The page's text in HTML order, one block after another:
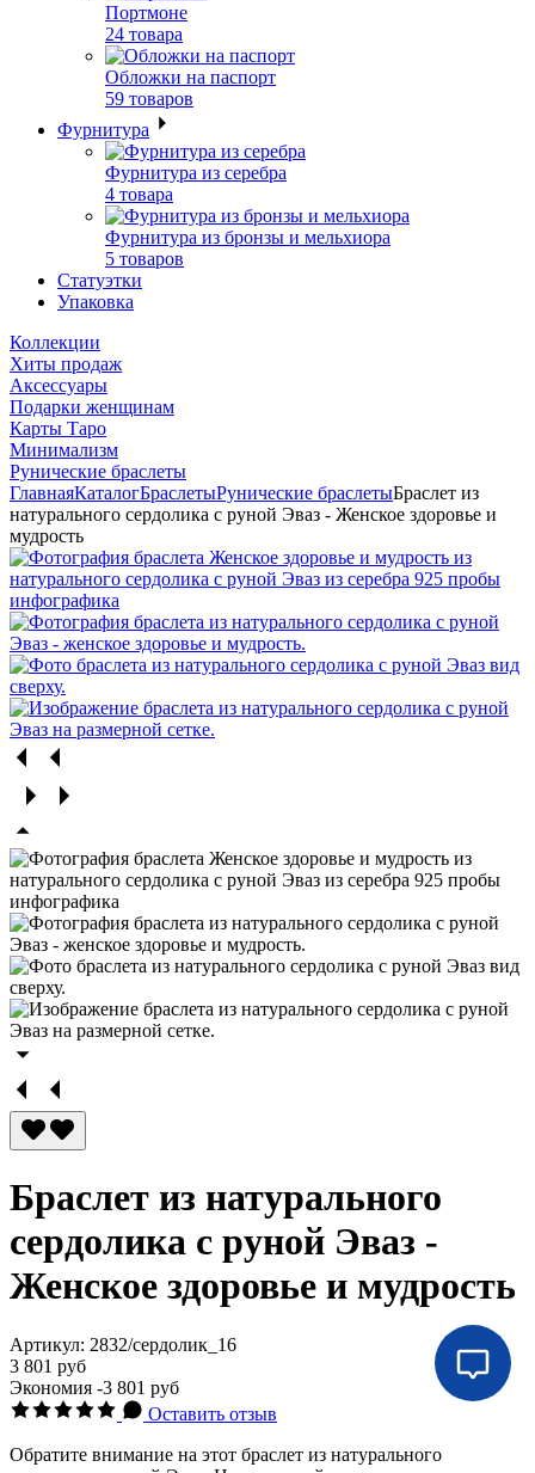
Портмоне
24 товара
Обложки на паспорт
59 товаров
Фурнитура
Фурнитура из серебра
4 товара
Фурнитура из бронзы и мельхиора
5 товаров
Статуэтки
Упаковка
Коллекции
Хиты продаж
Аксессуары
Подарки женщинам
Карты Таро
Минимализм
Рунические браслеты
ГлавнаяКаталогБраслетыРунические браслетыБраслет из
натурального сердолика с руной Эваз - Женское здоровье и
мудрость
Браслет из натурального
сердолика с руной Эваз -
Женское здоровье и мудрость
Артикул: 2832/сердолик_16
3 801 руб
Экономия -3 801 руб
Оставить отзыв
Обратите внимание на этот браслет из натурального